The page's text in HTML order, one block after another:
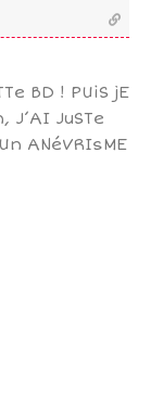
BD ! PUiS jE
J’AI JuSTe
ANéVRIsME